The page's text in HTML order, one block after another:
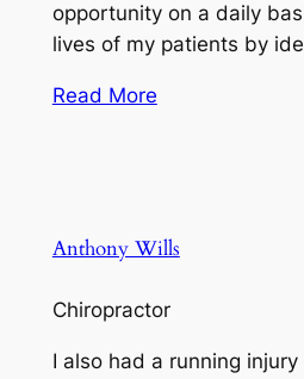
opportunity on a daily
lives of my patients by
Read More
Anthony Wills
Chiropractor
I also had a running